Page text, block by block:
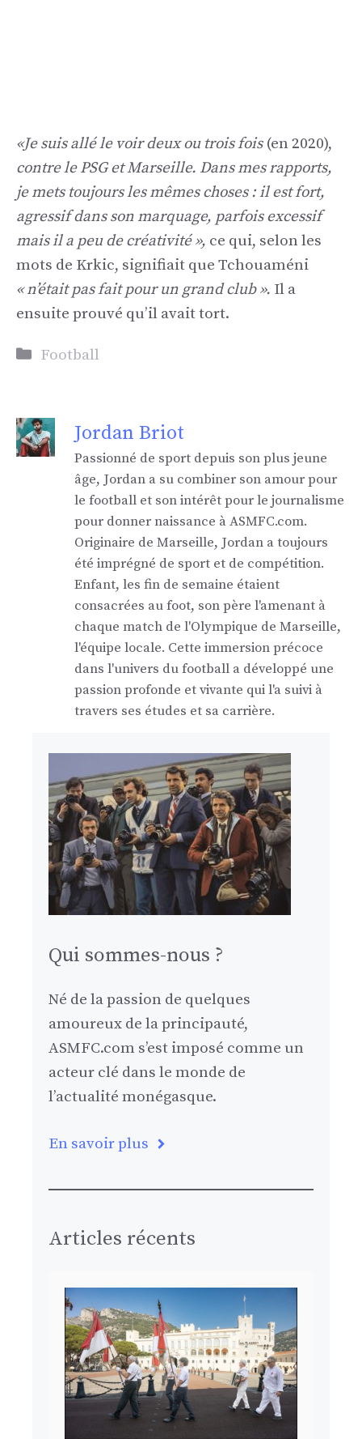
«Je suis allé le voir deux ou trois fois(en 2020),
contre le PSG et Marseille. Dans mes rapports,
je mets toujours les mêmes choses : il est fort,
agressif dans son marquage, parfois excessif
mais il a peu de créativité », ce qui, selon les
mots de Krkic, signifiait que Tchouaméni
« n’était pas fait pour un grand club ». Il a
ensuite prouvé qu’il avait tort.
Catégories
Football
Jordan Briot
Passionné de sport depuis son plus jeune
âge, Jordan a su combiner son amour pour
le football et son intérêt pour le journalisme
pour donner naissance à ASMFC.com.
Originaire de Marseille, Jordan a toujours
été imprégné de sport et de compétition.
Enfant, les fin de semaine étaient
consacrées au foot, son père l'amenant à
chaque match de l'Olympique de Marseille,
l'équipe locale. Cette immersion précoce
dans l'univers du football a développé une
passion profonde et vivante qui l'a suivi à
travers ses études et sa carrière.
Qui sommes-nous ?
Né de la passion de quelques
amoureux de la principauté,
ASMFC.com s’est imposé comme un
acteur clé dans le monde de
l’actualité monégasque.
En savoir plus
Articles récents